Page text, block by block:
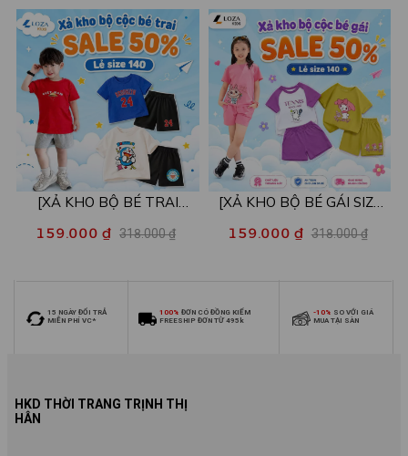
26kg - Loza Kids XB004
26kg - Loza Kids XB005
[XẢ KHO BỘ BÉ TRAI
nhiều mẫu - Quần áo bé trai
159.000 ₫ 318.000 ₫
[XẢ KHO BỘ BÉ GÁI SIZE
mẫu - Quần áo bé gái từ 26-
159.000 ₫ 318.000 ₫
15 NGÀY ĐỔI TRẢ
MIỄN PHÍ VC*
100% ĐƠN CÓ ĐỒNG KIỂM
FREESHIP ĐƠN TỪ 495k
-10% SO VỚI GIÁ
MUA TẠI SÀN
HKD THỜI TRANG TRỊNH THỊ
HÂN